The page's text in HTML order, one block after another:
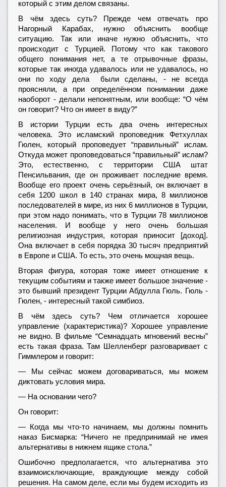
который с этим делом связаны.
В чём здесь суть? Прежде чем отвечать про
Нагорный Карабах, нужно объяснить вообще
ситуацию. Так или иначе нужно объяснить, что
происходит с Турцией. Потому что как такового
общего понимания нет, а те отрывочные фразы,
которые так иногда удавалось или не удавалось, но
они по ходу дела были сделаны, - не всегда
проясняли, а при определённом понимании даже
наоборот - делали непонятным, или вообще: “О чём
он говорит? Что он имеет в виду?”
В истории Турции есть два очень интересных
человека. Это исламский проповедник Фетхуллах
Гюлен, который проповедует “правильный” ислам.
Откуда может проповедоваться “правильный” ислам?
Это, естественно, с территории США штат
Пенсильвания, где он проживает последние время.
Вообще его проект очень серьёзный, он включает в
себя 1200 школ в 140 странах мира, 8 миллионов
последователей в мире, из них 6 миллионов в Турции,
при этом надо понимать, что в Турции 78 миллионов
населения. И вообще у него очень большая
религиозная индустрия, которая приносит [доход].
Она включает в себя порядка 30 тысяч предприятий
в Европе и США. То есть, это очень мощная вещь.
Вторая фигура, которая тоже имеет отношение к
текущим событиям и также имеет большое значение -
это бывший президент Турции Абдулла Гюль. Гюль -
Гюлен, - интересный такой симбиоз.
В чём здесь суть? Чем отличается хорошее
управление (характеристика)? Хорошее управление
не видно. В фильме “Семнадцать мгновений весны”
есть такая фраза. Там Шелленберг разговаривает с
Гиммлером и говорит:
— Мы сейчас можем договариваться, мы можем
диктовать условия мира.
— На основании чего?
Он говорит:
— Когда мы что-то начинаем, мы должны помнить
наказ Бисмарка: “Ничего не предпринимай не имея
альтернативы в нижнем ящике стола.”
Ошибочно предполагается, что альтернатива это
взаимоисключающие, враждующие между собой
решения. На самом деле, если мы будем исходить из